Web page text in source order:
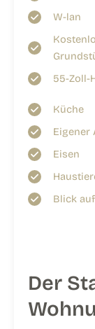
W-lan
55-Zoll-
Küche
Eigener
Eisen
Blick
Der